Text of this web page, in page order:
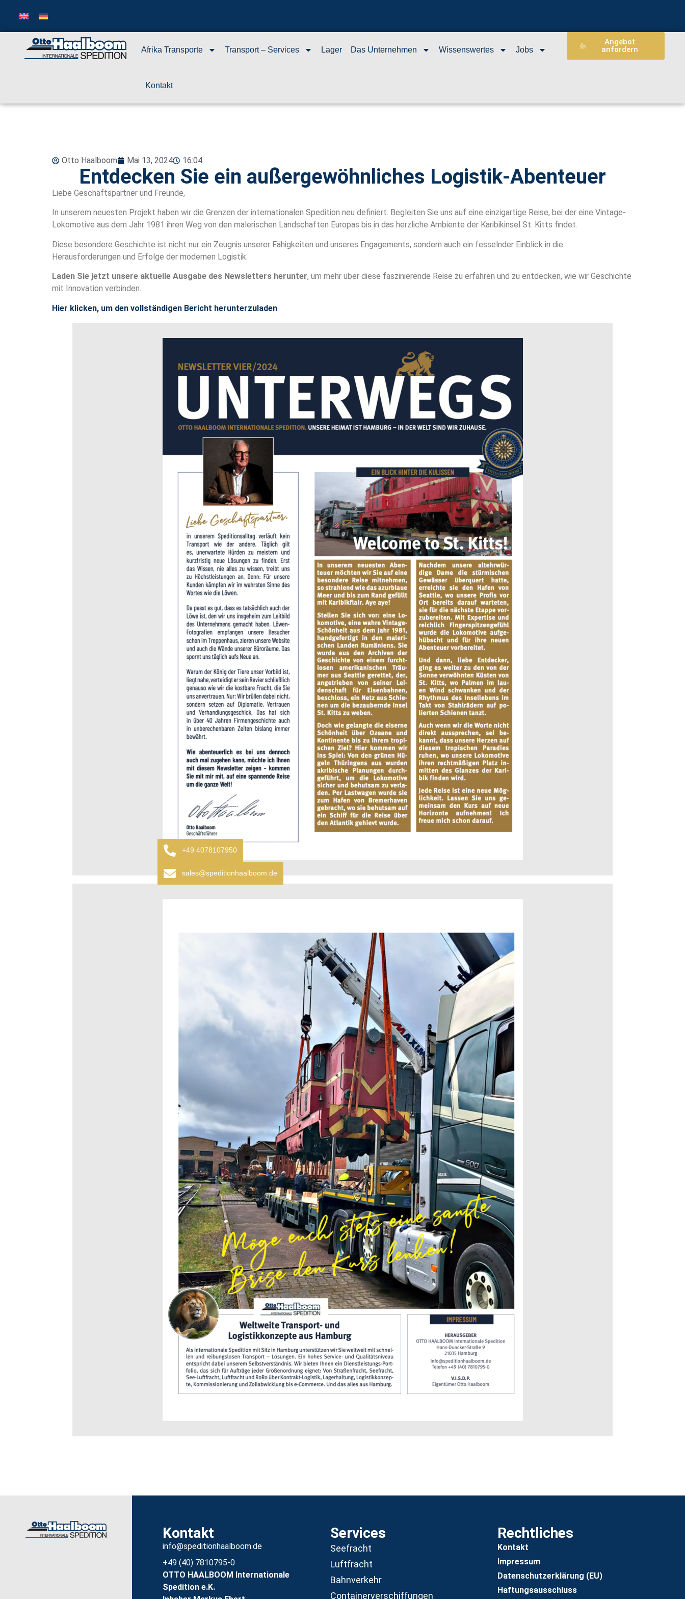
Afrika Transporte Transport – Services Lager Das Unternehmen Wissenswertes Jobs
Kontakt
Angebot
anfordern
Otto Haalboom Mai 13, 2024 16:04
Entdecken Sie ein außergewöhnliches Logistik-Abenteuer
Liebe Geschäftspartner und Freunde,
In unserem neuesten Projekt haben wir die Grenzen der internationalen Spedition neu definiert. Begleiten Sie uns auf eine einzigartige Reise, bei der eine Vintage-
Lokomotive aus dem Jahr 1981 ihren Weg von den malerischen Landschaften Europas bis in das herzliche Ambiente der Karibikinsel St. Kitts findet.
Diese besondere Geschichte ist nicht nur ein Zeugnis unserer Fähigkeiten und unseres Engagements, sondern auch ein fesselnder Einblick in die
Herausforderungen und Erfolge der modernen Logistik.
Laden Sie jetzt unsere aktuelle Ausgabe des Newsletters herunter, um mehr über diese faszinierende Reise zu erfahren und zu entdecken, wie wir Geschichte
mit Innovation verbinden.
Hier klicken, um den vollständigen Bericht herunterzuladen
Kontakt
info@speditionhaalboom.de
+49 (40) 7810795-0
OTTO HAALBOOM Internationale
Spedition e.K.
Services
Seefracht
Luftfracht
Bahnverkehr
Containerverschiffungen
Rechtliches
Kontakt
Impressum
Datenschutzerklärung (EU)
Haftungsausschluss
+49 4078107950
sales@speditionhaalboom.de